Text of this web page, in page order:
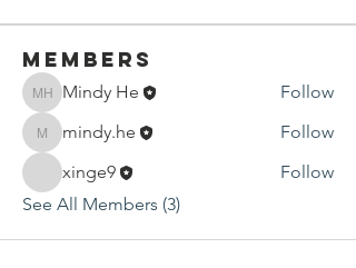
Members
Mindy He
Mindy He Follow
mindy.he
mindy.he
Follow
xinge9
Follow
See All Members (3)